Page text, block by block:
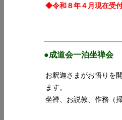
◆令和８年４月現在受付
●成道会一泊坐禅会
お釈迦さまがお悟りを
ます。
坐禅、お説教、作務（